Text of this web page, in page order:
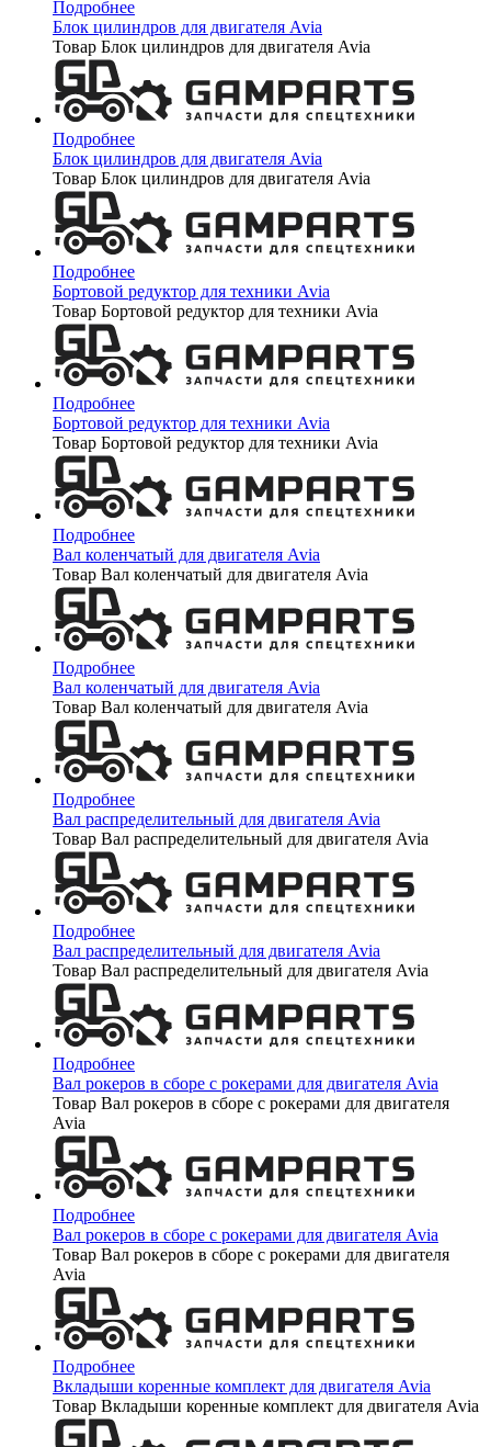
Подробнее
Блок цилиндров для двигателя Avia
Товар Блок цилиндров для двигателя Avia
Подробнее
Блок цилиндров для двигателя Avia
Товар Блок цилиндров для двигателя Avia
Подробнее
Бортовой редуктор для техники Avia
Товар Бортовой редуктор для техники Avia
Подробнее
Бортовой редуктор для техники Avia
Товар Бортовой редуктор для техники Avia
Подробнее
Вал коленчатый для двигателя Avia
Товар Вал коленчатый для двигателя Avia
Подробнее
Вал коленчатый для двигателя Avia
Товар Вал коленчатый для двигателя Avia
Подробнее
Вал распределительный для двигателя Avia
Товар Вал распределительный для двигателя Avia
Подробнее
Вал распределительный для двигателя Avia
Товар Вал распределительный для двигателя Avia
Подробнее
Вал рокеров в сборе с рокерами для двигателя Avia
Товар Вал рокеров в сборе с рокерами для двигателя
Avia
Подробнее
Вал рокеров в сборе с рокерами для двигателя Avia
Товар Вал рокеров в сборе с рокерами для двигателя
Avia
Подробнее
Вкладыши коренные комплект для двигателя Avia
Товар Вкладыши коренные комплект для двигателя Avia